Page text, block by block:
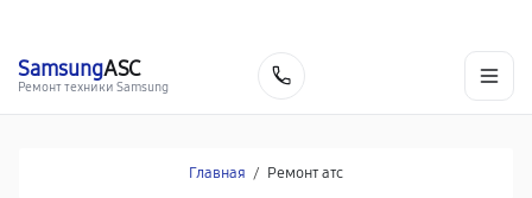
SamsungASC
Ремонт техники Samsung
Главная / Ремонт атс